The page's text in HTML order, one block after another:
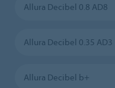
Allura Decibel 0.8 AD8
Allura Decibel 0.35 AD3
Allura Decibel b+